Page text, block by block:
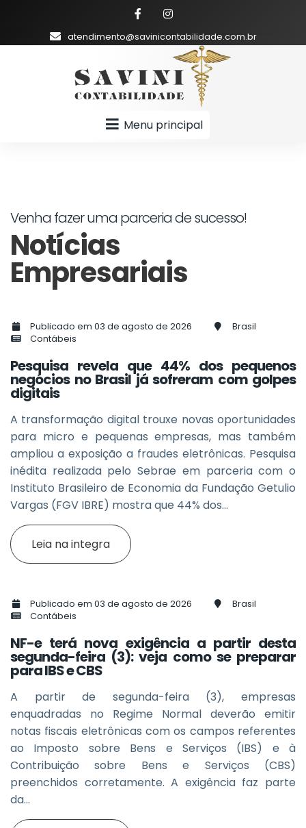
atendimento@savinicontabilidade.com.br
Menu principal
Venha fazer uma parceria de sucesso!
Notícias
Empresariais
Publicado em 03 de agosto de 2026
Brasil
Contábeis
Pesquisa revela que 44% dos pequenos
negócios no Brasil já sofreram com golpes
digitais
A transformação digital trouxe novas oportunidades
para micro e pequenas empresas, mas também
ampliou a exposição a fraudes eletrônicas. Pesquisa
inédita realizada pelo Sebrae em parceria com o
Instituto Brasileiro de Economia da Fundação Getulio
Vargas (FGV IBRE) mostra que 44% dos...
Leia na integra
Publicado em 03 de agosto de 2026
Brasil
Contábeis
NF-e terá nova exigência a partir desta
segunda-feira (3): veja como se preparar
para IBS e CBS
A partir de segunda-feira (3), empresas
enquadradas no Regime Normal deverão emitir
notas fiscais eletrônicas com os campos referentes
ao Imposto sobre Bens e Serviços (IBS) e à
Contribuição sobre Bens e Serviços (CBS)
preenchidos corretamente. A exigência faz parte
da...